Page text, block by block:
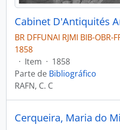
BR DFFUNAI RJMI BIB-OBR-
1858
· Item · 1858
Parte de Bibliográfico
RAFN, C. C